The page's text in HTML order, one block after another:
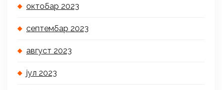
октобар 2023
септембар 2023
август 2023
јул 2023